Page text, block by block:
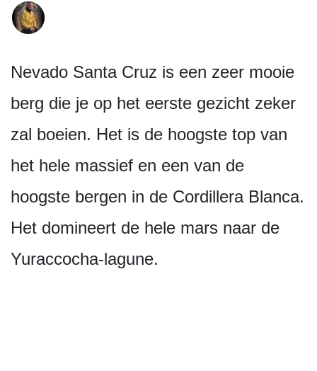
Nevado Santa Cruz is een zeer mooie
berg die je op het eerste gezicht zeker
zal boeien. Het is de hoogste top van
het hele massief en een van de
hoogste bergen in de Cordillera Blanca.
Het domineert de hele mars naar de
Yuraccocha-lagune.